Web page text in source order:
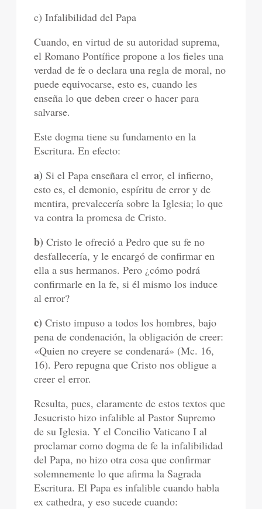
c) Infalibilidad del Papa
Cuando, en virtud de su autoridad suprema,
el Romano Pontífice propone a los fieles una
verdad de fe o declara una regla de moral, no
puede equivocarse, esto es, cuando les
enseña lo que deben creer o hacer para
salvarse.
Este dogma tiene su fundamento en la
Escritura. En efecto:
a) Si el Papa enseñara el error, el infierno,
esto es, el demonio, espíritu de error y de
mentira, prevalecería sobre la Iglesia; lo que
va contra la promesa de Cristo.
b) Cristo le ofreció a Pedro que su fe no
desfallecería, y le encargó de confirmar en
ella a sus hermanos. Pero ¿cómo podrá
confirmarle en la fe, si él mismo los induce
al error?
c)Cristo impuso a todos los hombres, bajo
pena de condenación, la obligación de creer:
«Quien no creyere se condenará» (Mc. 16,
16). Pero repugna que Cristo nos obligue a
creer el error.
Resulta, pues, claramente de estos textos que
Jesucristo hizo infalible al Pastor Supremo
de su Iglesia. Y el Concilio Vaticano I al
proclamar como dogma de fe la infalibilidad
del Papa, no hizo otra cosa que confirmar
solemnemente lo que afirma la Sagrada
Escritura. El Papa es infalible cuando habla
ex cathedra, y eso sucede cuando: